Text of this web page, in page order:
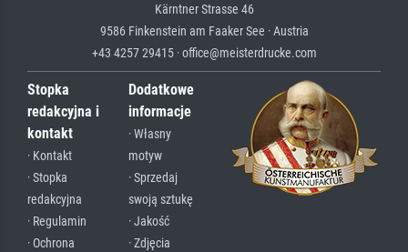
Kärntner Strasse 46
9586 Finkenstein am Faaker See · Austria
+43 4257 29415 · office@meisterdrucke.com
Stopka
redakcyjna i
kontakt
· Kontakt
· Stopka
redakcyjna
· Regulamin
· Ochrona
Dodatkowe
informacje
· Własny
motyw
· Sprzedaj
swoją sztukę
· Jakość
· Zdjęcia